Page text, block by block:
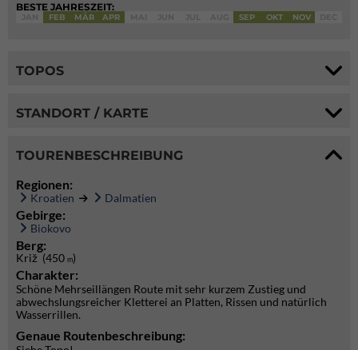
BESTE JAHRESZEIT:
FEB MÄR APR SEP OKT NOV
TOPOS
STANDORT / KARTE
TOURENBESCHREIBUNG
Regionen:
Kroatien Dalmatien
Gebirge:
Biokovo
Berg:
Križ (450 m)
Charakter:
Schöne Mehrseillängen Route mit sehr kurzem Zustieg und
abwechslungsreicher Kletterei an Platten, Rissen und natürlich
Wasserrillen.
Genaue Routenbeschreibung: